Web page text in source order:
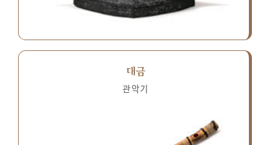
대금
관악기